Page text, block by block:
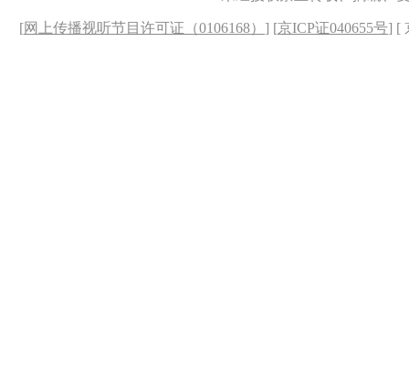
[网上传播视听节目许可证（0106168） ] [京ICP证040655号] [